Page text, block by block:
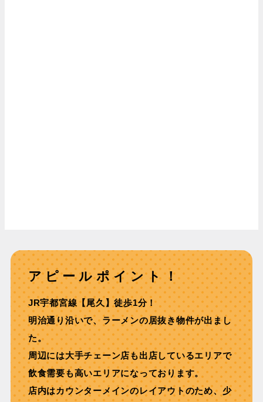
アピールポイント！
JR宇都宮線【尾久】徒歩1分！
明治通り沿いで、ラーメンの居抜き物件が出まし
た。
周辺には大手チェーン店も出店しているエリアで
飲食需要も高いエリアになっております。
店内はカウンターメインのレイアウトのため、少